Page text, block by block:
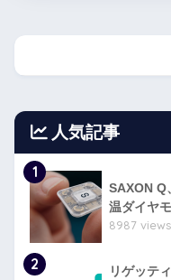
人気記事
1
SAXON Q
温ダイヤ
8987 views
2
リゲッテ